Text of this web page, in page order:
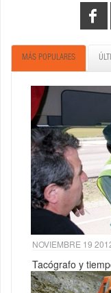
MÁS POPULARES
NOVIEMBRE 19
Tacógrafo y